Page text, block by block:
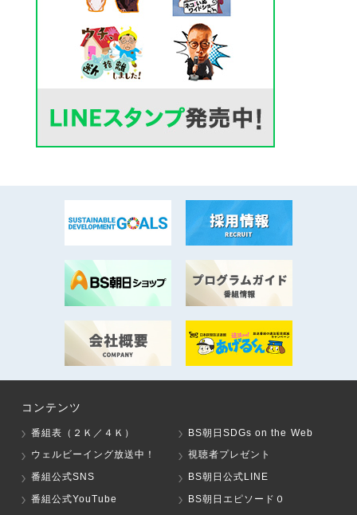
コンテンツ
番組表（２Ｋ／４Ｋ）
BS朝日SDGs on the Web
ウェルビーイング放送中！
視聴者プレゼント
番組公式SNS
BS朝日公式LINE
番組公式YouTube
BS朝日エピソード０